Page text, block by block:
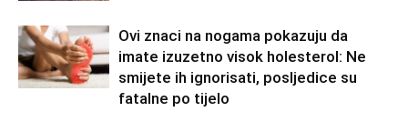
Ovi znaci na nogama pokazuju da
imate izuzetno visok holesterol: Ne
smijete ih ignorisati, posljedice su
fatalne po tijelo